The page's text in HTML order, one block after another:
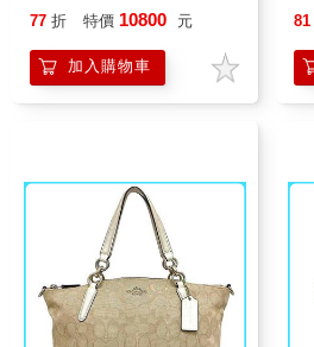
77 折 特價 10800 元
加入購物車
81